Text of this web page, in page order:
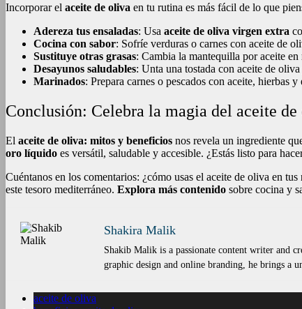
Incorporar el aceite de oliva en tu rutina es más fácil de lo que
Adereza tus ensaladas: Usa aceite de oliva virgen extra
Cocina con sabor: Sofríe verduras o carnes con aceite de
Sustituye otras grasas: Cambia la mantequilla por aceite en
Desayunos saludables: Unta una tostada con aceite de
Marinados: Prepara carnes o pescados con aceite, hierbas y
Conclusión: Celebra la magia del aceite
El aceite de oliva: mitos y beneficios nos revela un ingrediente
oro líquido es versátil, saludable y accesible. ¿Estás listo para
Cuéntanos en los comentarios: ¿cómo usas el aceite de oliva en
este tesoro mediterráneo. Explora más contenido sobre cocina y
Shakira Malik
Shakib Malik is a passionate content writer and
graphic design and online branding, he brings a
aceite de oliva